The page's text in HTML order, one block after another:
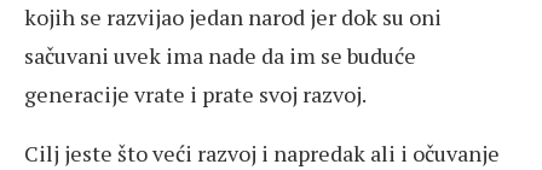
kojih se razvijao jedan narod jer dok su oni
sačuvani uvek ima nade da im se buduće
generacije vrate i prate svoj razvoj.
Cilj jeste što veći razvoj i napredak ali i očuvanje